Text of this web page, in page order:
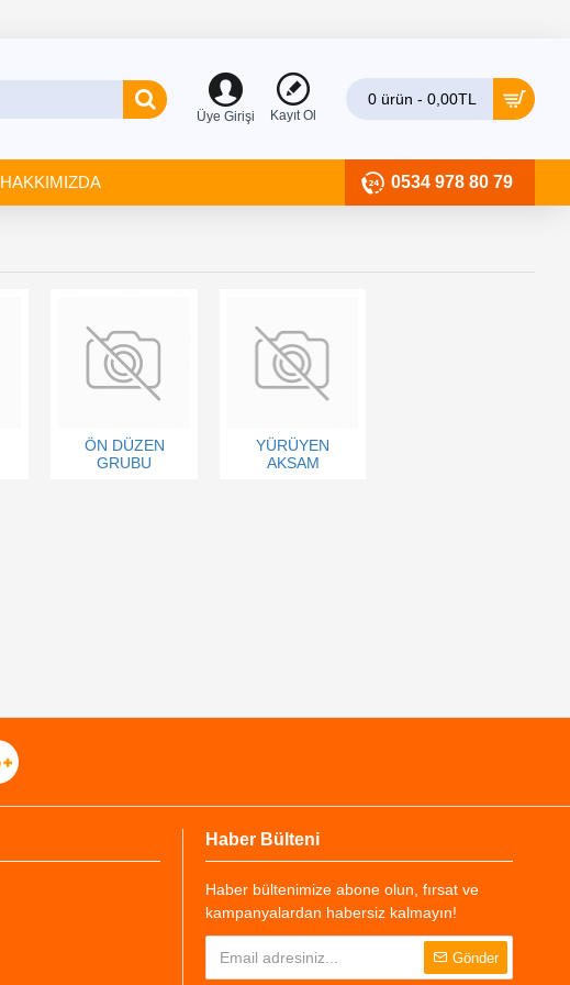
Üye Girişi Kayıt Ol
0 ürün - 0,00TL
HAKKIMIZDA 0534 978 80 79
ÖN DÜZEN
GRUBU
YÜRÜYEN
AKSAM
Haber Bülteni
Haber bültenimize abone olun, fırsat ve
kampanyalardan habersiz kalmayın!
Gönder